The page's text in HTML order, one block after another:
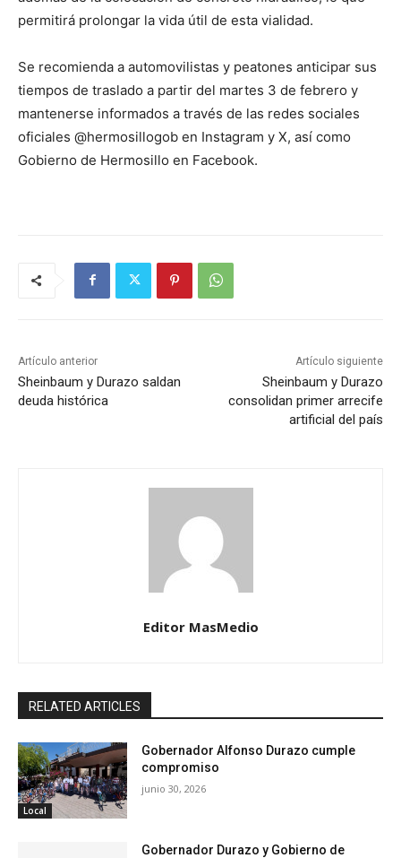
permitirá prolongar la vida útil de esta vialidad.
Se recomienda a automovilistas y peatones anticipar sus
tiempos de traslado a partir del martes 3 de febrero y
mantenerse informados a través de las redes sociales
oficiales @hermosillogob en Instagram y X, así como
Gobierno de Hermosillo en Facebook.
Artículo anterior
Sheinbaum y Durazo saldan
deuda histórica
Artículo siguiente
Sheinbaum y Durazo
consolidan primer arrecife
artificial del país
Editor MasMedio
RELATED ARTICLES
Local
Gobernador Alfonso Durazo cumple
compromiso
junio 30, 2026
Gobernador Durazo y Gobierno de